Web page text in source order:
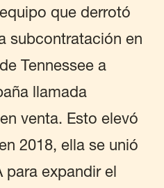
que derrotó
subcontratación en
Tennessee a
llamada
venta. Esto elevó
2018, ella se unió
para expandir el